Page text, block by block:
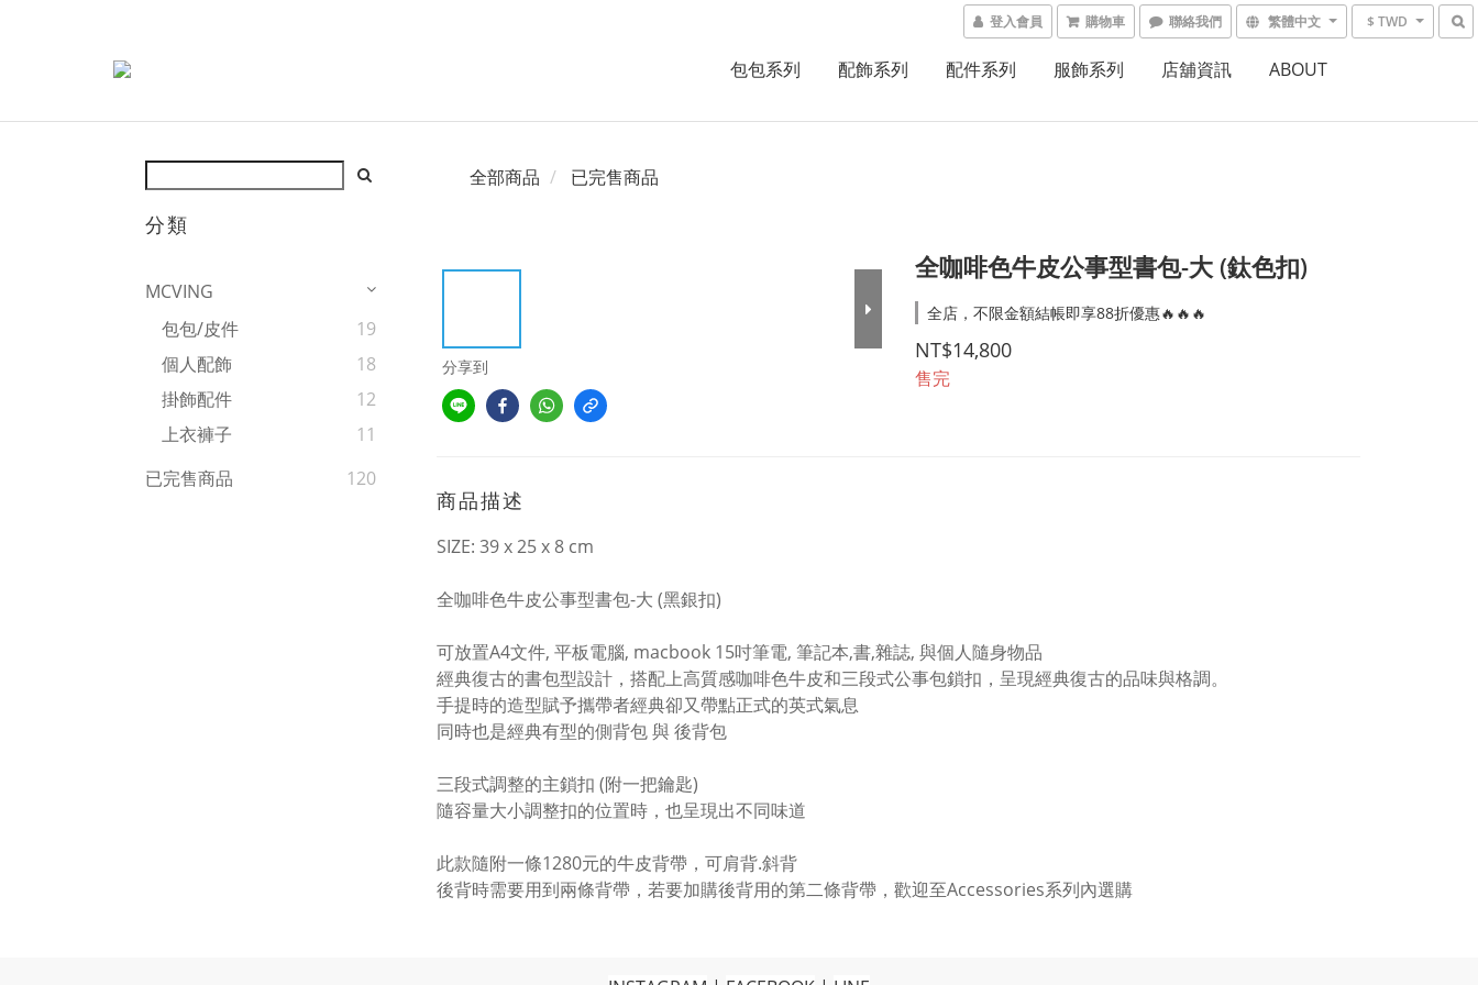
登入會員 購物車 聯絡我們 繁體中文 $ TWD
包包系列 配飾系列 配件系列 服飾系列 店舖資訊 ABOUT
分類
MCVING
包包/皮件
19
個人配飾
18
掛飾配件
12
上衣褲子
11
已完售商品
120
全部商品 已完售商品
分享到
全咖啡色牛皮公事型書包-大 (鈦色扣)
全店，不限金額結帳即享88折優惠🔥🔥🔥
NT$14,800
售完
商品描述
SIZE: 39 x 25 x 8 cm
全咖啡色牛皮公事型書包-大 (黑銀扣)
可放置A4文件, 平板電腦, macbook 15吋筆電, 筆記本,書,雜誌, 與個人隨身物品
經典復古的書包型設計，搭配上高質感咖啡色牛皮和三段式公事包鎖扣，呈現經典復古的品味與格調。
手提時的造型賦予攜帶者經典卻又帶點正式的英式氣息
同時也是經典有型的側背包 與 後背包
三段式調整的主鎖扣 (附一把鑰匙)
隨容量大小調整扣的位置時，也呈現出不同味道
此款隨附一條1280元的牛皮背帶，可肩背.斜背
後背時需要用到兩條背帶，若要加購後背用的第二條背帶，歡迎至Accessories系列內選購